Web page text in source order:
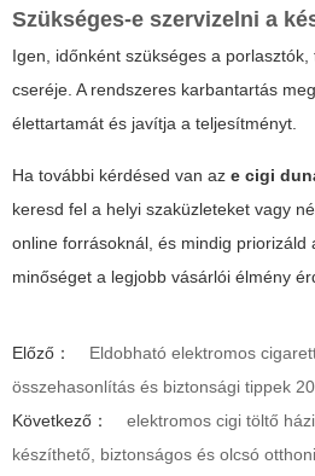
Szükséges-e szervizelni a
Igen, időnként szükséges a
cseréje. A rendszeres karbantartás
élettartamát és javítja a teljesítményt.
Ha további kérdésed van az e cigi
keresd fel a helyi szaküzleteket vagy
online forrásoknál, és mindig priorizáld
minőséget a legjobb vásárlói élmény
Előző：
Eldobható elektromos
összehasonlítás és biztonsági tippek
Következő：
elektromos cigi töltő
készíthető, biztonságos és olcsó